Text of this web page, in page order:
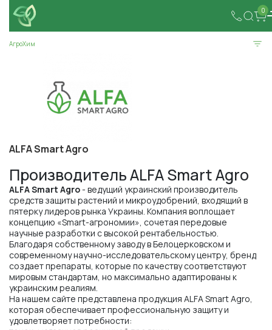
0
АгроХим
ALFA Smart Agro
Производитель ALFA Smart Agro
ALFA Smart Agro- ведущий украинский производитель
средств защиты растений и микроудобрений, входящий в
пятерку лидеров рынка Украины. Компания воплощает
концепцию «Smart-агрономии», сочетая передовые
научные разработки с высокой рентабельностью.
Благодаря собственному заводу в Белоцерковском и
современному научно-исследовательскому центру, бренд
создает препараты, которые по качеству соответствуют
мировым стандартам, но максимально адаптированы к
украинским реалиям.
На нашем сайте представлена продукция ALFA Smart Agro,
которая обеспечивает профессиональную защиту и
удовлетворяет потребности: